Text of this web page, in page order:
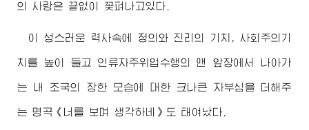
의 사랑은 끝없이 꽃펴나고있다.
이 성스러운 력사속에 정의와 진리의 기치, 사회주의기
치를 높이 들고 인류자주위업수행의 맨 앞장에서 나아가
는 내 조국의 장한 모습에 대한 크나큰 자부심을 더해주
는 명곡《너를 보며 생각하네》도 태여났다.